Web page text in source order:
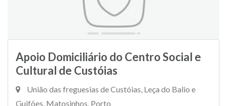
Apoio Domiciliário do Centro Social e
Cultural de Custóias
União das freguesias de Custóias, Leça do Balio e
Guifões, Matosinhos, Porto